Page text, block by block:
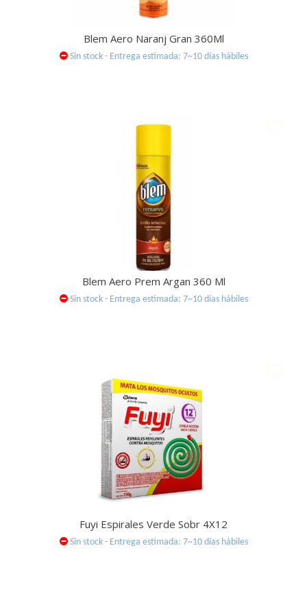
Blem Aero Naranj Gran 360Ml
Sin stock - Entrega estimada: 7~10 días hábiles
Blem Aero Prem Argan 360 Ml
Sin stock - Entrega estimada: 7~10 días hábiles
Fuyi Espirales Verde Sobr 4X12
Sin stock - Entrega estimada: 7~10 días hábiles